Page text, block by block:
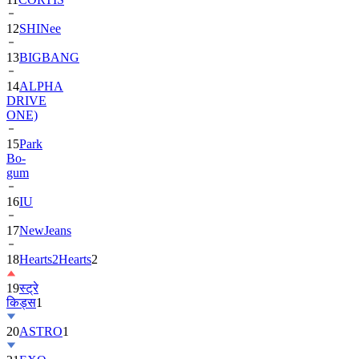
12SHINee
13BIGBANG
14ALPHA
DRIVE
ONE)
15Park
Bo-
gum
16IU
17NewJeans
18Hearts2Hearts2
19स्ट्रे
किड्स1
20ASTRO1